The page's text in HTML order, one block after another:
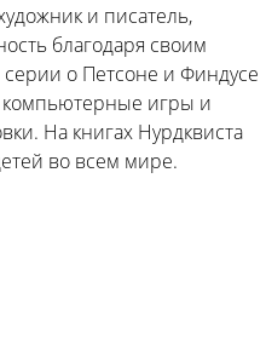
и писатель,
благодаря своим
о Петсоне и Финдусе
игры и
На книгах Нурдквиста
во всем мире.